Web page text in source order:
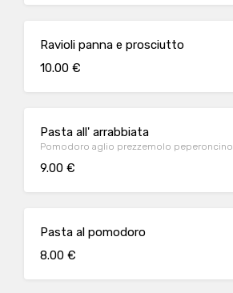
Ravioli panna e prosciutto
10.00 €
Pasta all' arrabbiata
Pomodoro aglio prezzemolo peperoncino
9.00 €
Pasta al pomodoro
8.00 €